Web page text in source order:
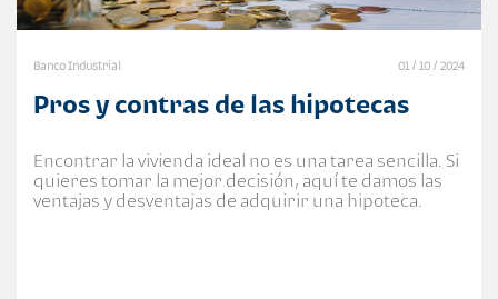
Banco Industrial 01 / 10 / 2024
Pros y contras de las hipotecas
Encontrar la vivienda ideal no es una tarea sencilla. Si
quieres tomar la mejor decisión, aquí te damos las
ventajas y desventajas de adquirir una hipoteca.